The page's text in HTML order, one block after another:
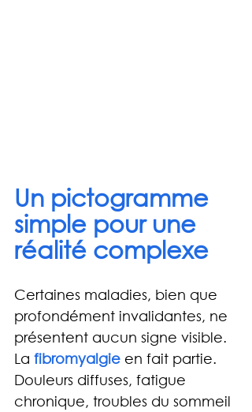
Un pictogramme
simple pour une
réalité complexe
Certaines maladies, bien que
profondément invalidantes, ne
présentent aucun signe visible.
La fibromyalgie en fait partie.
Douleurs diffuses, fatigue
chronique, troubles du sommeil